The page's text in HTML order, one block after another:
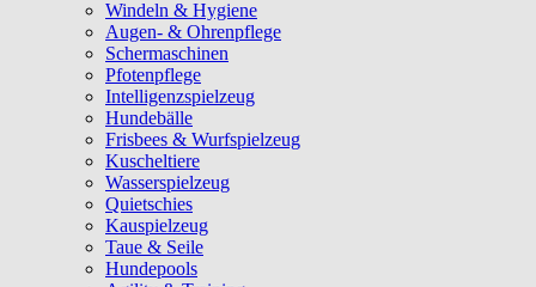
Windeln & Hygiene
Augen- & Ohrenpflege
Schermaschinen
Pfotenpflege
Intelligenzspielzeug
Hundebälle
Frisbees & Wurfspielzeug
Kuscheltiere
Wasserspielzeug
Quietschies
Kauspielzeug
Taue & Seile
Hundepools